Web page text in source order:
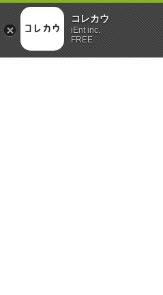
コレカウ
iEnt inc.
FREE